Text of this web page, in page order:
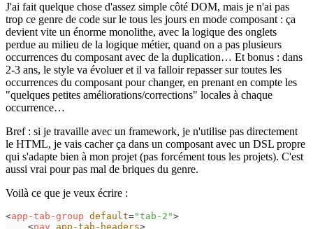
J'ai fait quelque chose d'assez simple côté DOM, mais je n'ai pas
trop ce genre de code sur le tous les jours en mode composant : ça
devient vite un énorme monolithe, avec la logique des onglets
perdue au milieu de la logique métier, quand on a pas plusieurs
occurrences du composant avec de la duplication… Et bonus : dans
2-3 ans, le style va évoluer et il va falloir repasser sur toutes les
occurrences du composant pour changer, en prenant en compte les
"quelques petites améliorations/corrections" locales à chaque
occurrence…
Bref : si je travaille avec un framework, je n'utilise pas directement
le HTML, je vais cacher ça dans un composant avec un DSL propre
qui s'adapte bien à mon projet (pas forcément tous les projets). C'est
aussi vrai pour pas mal de briques du genre.
Voilà ce que je veux écrire :
<app-tab-group default="tab-2">
<nav app-tab-headers>